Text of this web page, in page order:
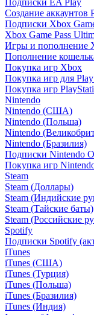
Подписки EA Play
Создание аккаунтов
Подписки Xbox
Xbox Game Pass
Игры и пополнение
Пополнение
Покупка игр Xbox
Покупка игр для
Покупка игр
Nintendo
Nintendo (США)
Nintendo (Польша)
Nintendo
Nintendo (Бразилия)
Подписки Nintendo
Покупка игр
Steam
Steam (Доллары)
Steam (Индийские
Steam (Тайские баты)
Steam (Российские
Spotify
Подписки Spotify
iTunes
iTunes (США)
iTunes (Турция)
iTunes (Польша)
iTunes (Бразилия)
iTunes (Индия)